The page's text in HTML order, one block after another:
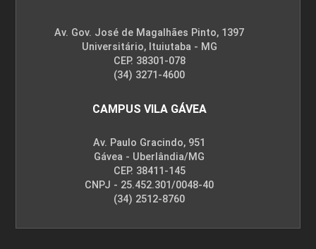
Av. Gov. José de Magalhães Pinto, 1397
Universitário, Ituiutaba - MG
CEP. 38301-078
(34) 3271-4600
CAMPUS VILA GÁVEA
Av. Paulo Gracindo, 951
Gávea - Uberlândia/MG
CEP. 38411-145
CNPJ - 25.452.301/0048-40
(34) 2512-8760